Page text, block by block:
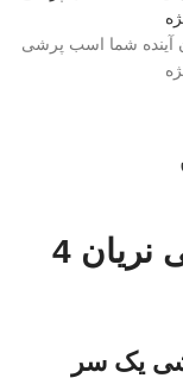
اسب پرشی یک سر خارجی نریان 4
یک سر